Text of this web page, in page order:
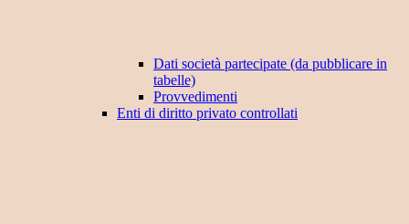
Dati società partecipate (da pubblicare in
tabelle)
Provvedimenti
Enti di diritto privato controllati